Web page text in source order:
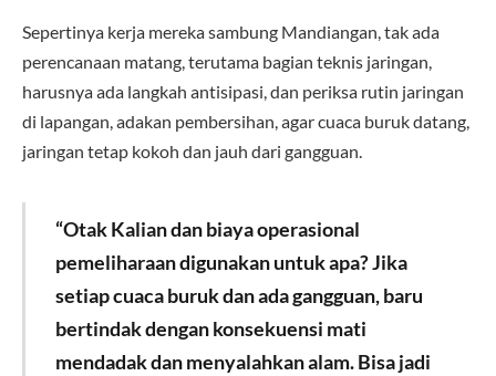
Sepertinya kerja mereka sambung Mandiangan, tak ada
perencanaan matang, terutama bagian teknis jaringan,
harusnya ada langkah antisipasi, dan periksa rutin jaringan
di lapangan, adakan pembersihan, agar cuaca buruk datang,
jaringan tetap kokoh dan jauh dari gangguan.
“Otak Kalian dan biaya operasional
pemeliharaan digunakan untuk apa? Jika
setiap cuaca buruk dan ada gangguan, baru
bertindak dengan konsekuensi mati
mendadak dan menyalahkan alam. Bisa jadi